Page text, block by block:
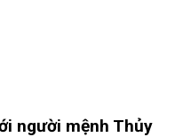
người mệnh Thủy